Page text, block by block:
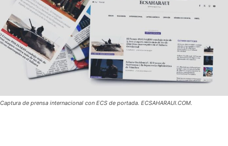
Captura de prensa internacional con ECS de portada. ECSAHARAUI.COM.